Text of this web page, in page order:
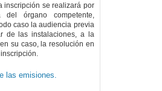
inscripción se realizará por
del órgano competente,
caso la audiencia previa
de las instalaciones, a la
su caso, la resolución en
las emisiones.